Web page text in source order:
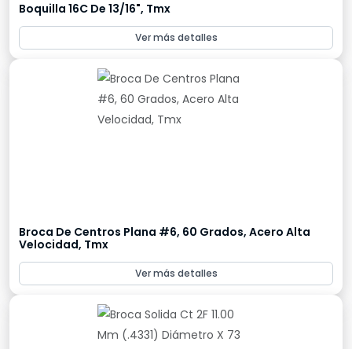
Boquilla 16C De 13/16", Tmx
Ver más detalles
Broca De Centros Plana #6, 60 Grados, Acero Alta
Velocidad, Tmx
Ver más detalles